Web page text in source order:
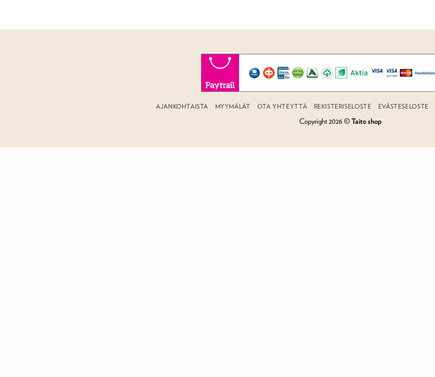
AJANKOHTAISTA MYYMÄLÄT OTA YHTEYTTÄ REKISTERISELOSTE EVÄSTESELOSTE
Copyright 2026 ©Taito shop